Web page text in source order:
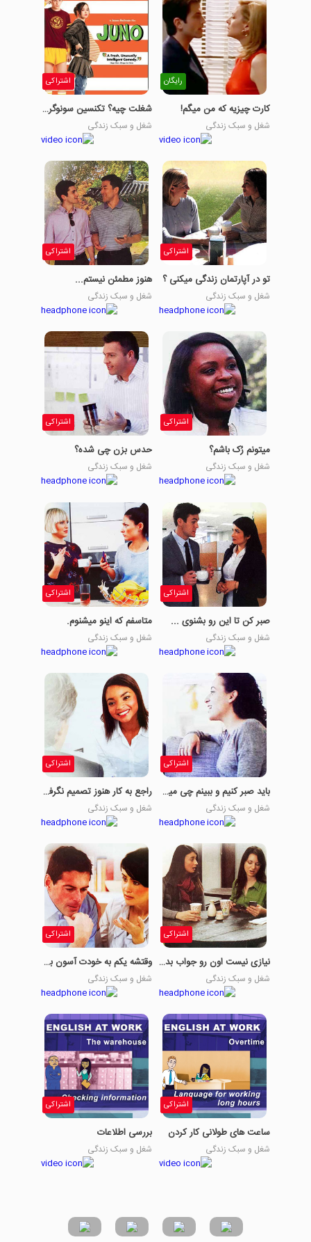
رایگان
کارت چیزیه که من میگم!
شغل و سبک زندگی
اشتراکی
شغلت چیه؟ تکنسین سونوگرافی
شغل و سبک زندگی
اشتراکی
تو در آپارتمان زندگی میکنی ؟
شغل و سبک زندگی
اشتراکی
هنوز مطمئن نیستم...
شغل و سبک زندگی
اشتراکی
میتونم رُک باشم؟
شغل و سبک زندگی
اشتراکی
حدس بزن چی شده؟
شغل و سبک زندگی
اشتراکی
صبر کن تا این رو بشنوی ...
شغل و سبک زندگی
اشتراکی
متاسفم که اینو میشنوم.
شغل و سبک زندگی
اشتراکی
باید صبر کنیم و ببینم چی میشه.
شغل و سبک زندگی
اشتراکی
راجع به کار هنوز تصمیم نگرفتی؟
شغل و سبک زندگی
اشتراکی
نیازی نیست اون رو جواب بدی؟
شغل و سبک زندگی
اشتراکی
وقتشه یکم به خودت آسون بگیری.
شغل و سبک زندگی
اشتراکی
ساعت های طولانی کار کردن
شغل و سبک زندگی
اشتراکی
بررسی اطلاعات
شغل و سبک زندگی